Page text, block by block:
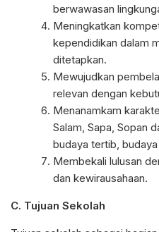
berwawasan
Meningkatkan
kependidikan dalam
ditetapkan.
Mewujudkan
relevan dengan
Menanamkam
Salam, Sapa, Sopan
budaya tertib,
Membekali lulusan
dan kewirausahaan.
C. Tujuan Sekolah